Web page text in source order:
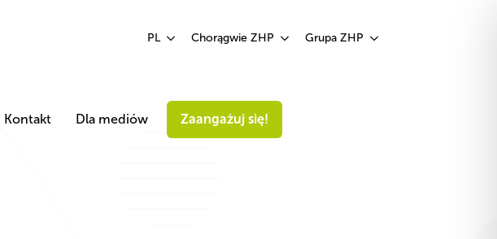
PL Chorągwie ZHP Grupa ZHP
Kontakt Dla mediów Zaangażuj się!